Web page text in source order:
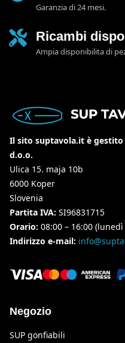
Garanzia di 24 mesi.
Ricambi
Ampia disponibilita di
Il sito suptavola.it è gestito
d.o.o.
Ulica 15. maja 10b
6000 Koper
Slovenia
Partita IVA: SI96831715
Orario: 08:00 – 16:00
Indirizzo e-mail:
Negozio
SUP gonfiabili